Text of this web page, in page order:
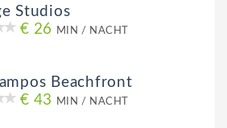
Studios
€ 26 MIN / NACHT
Beachfront
€ 43
MIN / NACHT